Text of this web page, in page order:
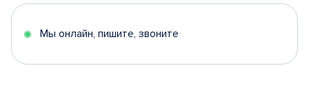
Мы онлайн, пишите, звоните